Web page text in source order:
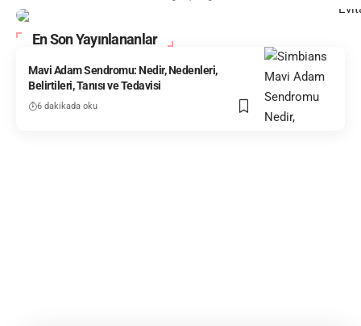
En Son Yayınlananlar
Mavi Adam Sendromu: Nedir, Nedenleri,
Belirtileri, Tanısı ve Tedavisi
6 dakikada oku